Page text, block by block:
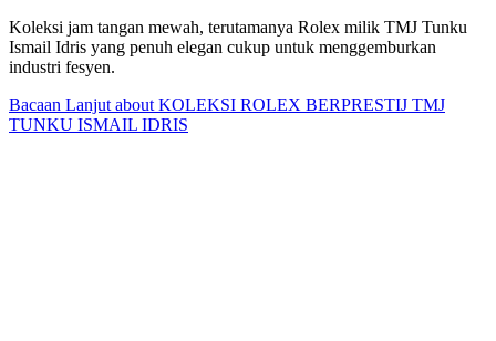
Koleksi jam tangan mewah, terutamanya Rolex milik TMJ Tunku
Ismail Idris yang penuh elegan cukup untuk menggemburkan
industri fesyen.
Bacaan Lanjut about KOLEKSI ROLEX BERPRESTIJ TMJ
TUNKU ISMAIL IDRIS